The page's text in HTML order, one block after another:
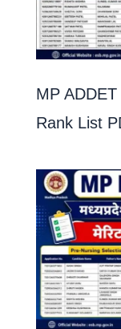
MP ADDET
Rank List